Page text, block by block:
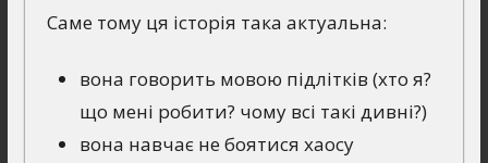
Саме тому ця історія така актуальна:
вона говорить мовою підлітків (хто я?
що мені робити? чому всі такі дивні?)
вона навчає не боятися хаосу